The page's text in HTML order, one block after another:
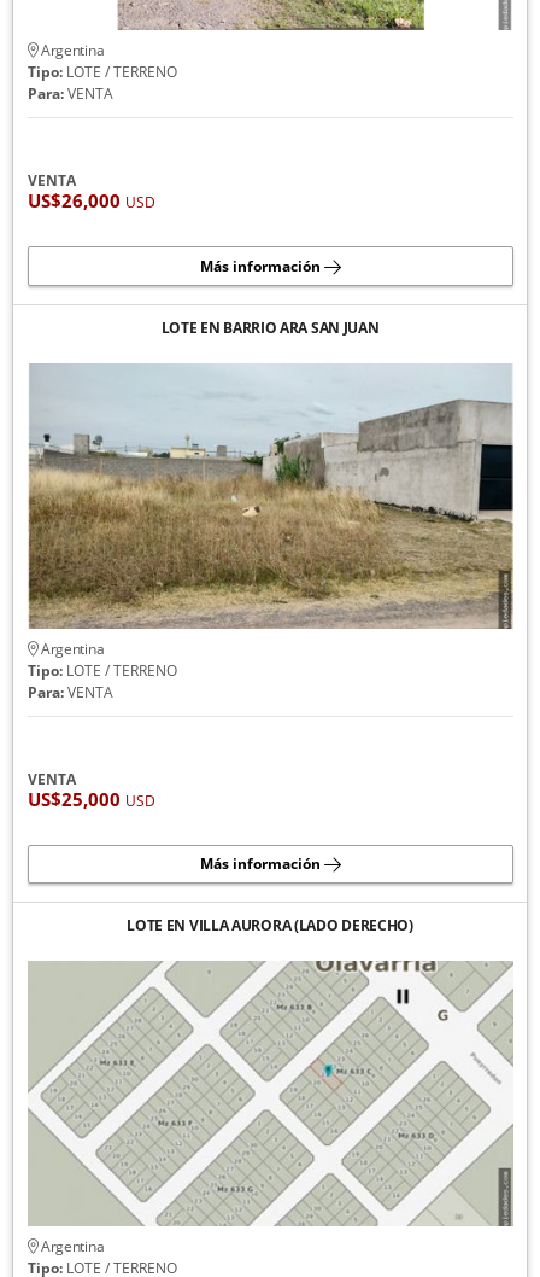
Argentina
Tipo:LOTE / TERRENO
Para:VENTA
VENTA
US$26,000 USD
Más información
LOTE EN BARRIO ARA SAN JUAN
Argentina
Tipo:LOTE / TERRENO
Para:VENTA
VENTA
US$25,000 USD
Más información
LOTE EN VILLA AURORA (LADO DERECHO)
Argentina
Tipo:LOTE / TERRENO